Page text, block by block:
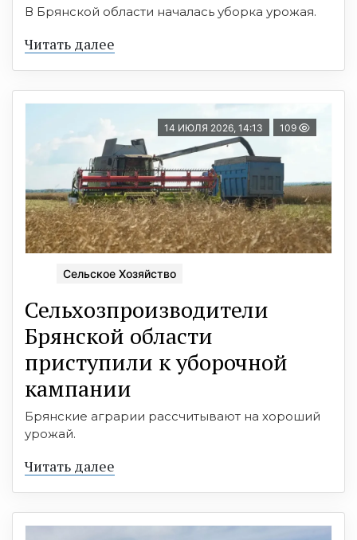
В Брянской области началась уборка урожая.
Читать далее
14 ИЮЛЯ 2026, 14:13 109
Сельское Хозяйство
Сельхозпроизводители
Брянской области
приступили к уборочной
кампании
Брянские аграрии рассчитывают на хороший
урожай.
Читать далее